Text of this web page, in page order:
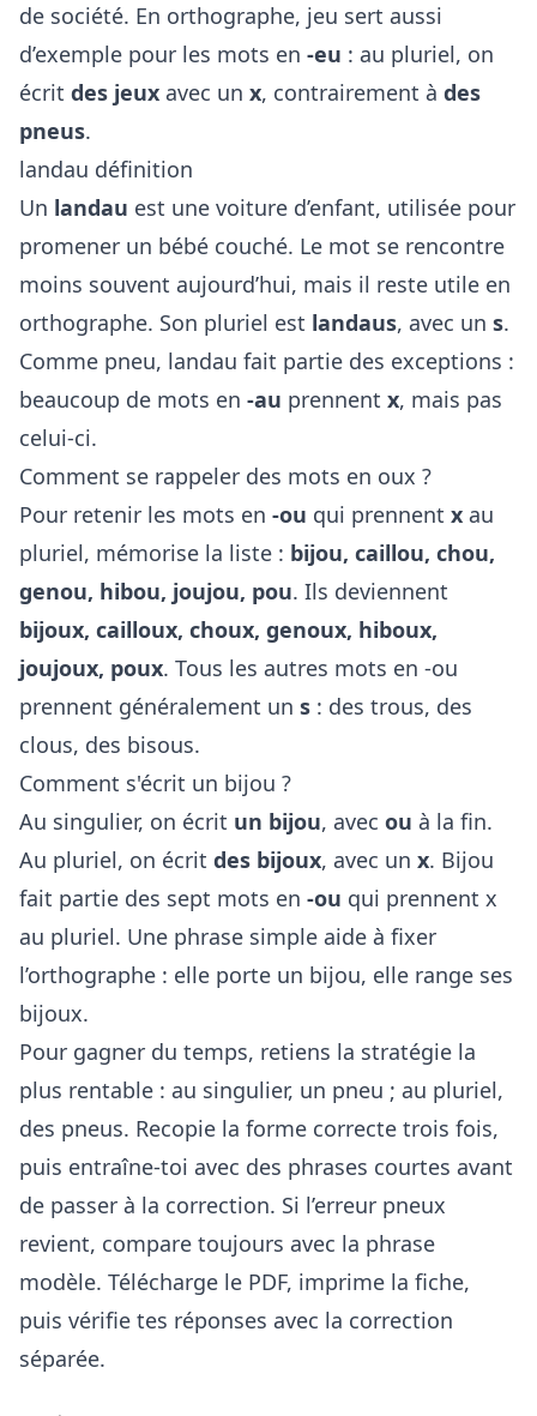
de société. En orthographe, jeu sert aussi
d’exemple pour les mots en -eu : au pluriel, on
écrit des jeux avec un x, contrairement à des
pneus.
landau définition
Un landau est une voiture d’enfant, utilisée pour
promener un bébé couché. Le mot se rencontre
moins souvent aujourd’hui, mais il reste utile en
orthographe. Son pluriel est landaus, avec un s.
Comme pneu, landau fait partie des exceptions :
beaucoup de mots en -au prennent x, mais pas
celui-ci.
Comment se rappeler des mots en oux ?
Pour retenir les mots en -ou qui prennent x au
pluriel, mémorise la liste : bijou, caillou, chou,
genou, hibou, joujou, pou. Ils deviennent
bijoux, cailloux, choux, genoux, hiboux,
joujoux, poux. Tous les autres mots en -ou
prennent généralement un s : des trous, des
clous, des bisous.
Comment s'écrit un bijou ?
Au singulier, on écrit un bijou, avec ou à la fin.
Au pluriel, on écrit des bijoux, avec un x. Bijou
fait partie des sept mots en -ou qui prennent x
au pluriel. Une phrase simple aide à fixer
l’orthographe : elle porte un bijou, elle range ses
bijoux.
Pour gagner du temps, retiens la stratégie la
plus rentable : au singulier, un pneu ; au pluriel,
des pneus. Recopie la forme correcte trois fois,
puis entraîne-toi avec des phrases courtes avant
de passer à la correction. Si l’erreur pneux
revient, compare toujours avec la phrase
modèle. Télécharge le PDF, imprime la fiche,
puis vérifie tes réponses avec la correction
séparée.